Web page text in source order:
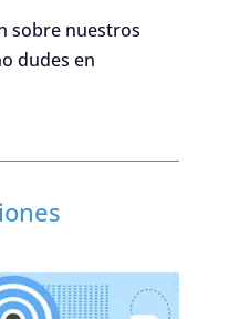
sobre nuestros
dudes en